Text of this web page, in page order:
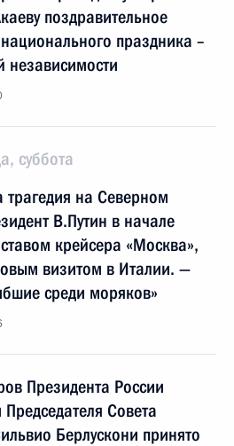
поздравительное
праздника –
независимости
суббота
трагедия на Северном
В.Путин в начале
крейсера «Москва»,
визитом в Италии. —
среди моряков»
Президента России
Совета
Берлускони принято